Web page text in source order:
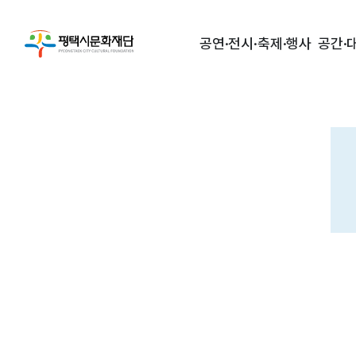
공연·전시·축제·행사 공간·